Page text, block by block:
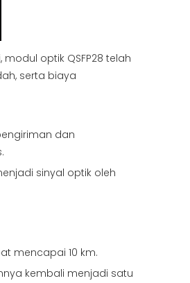
optik QSFP28 telah
serta biaya
dan
sinyal optik oleh
mencapai 10 km.
kembali menjadi satu